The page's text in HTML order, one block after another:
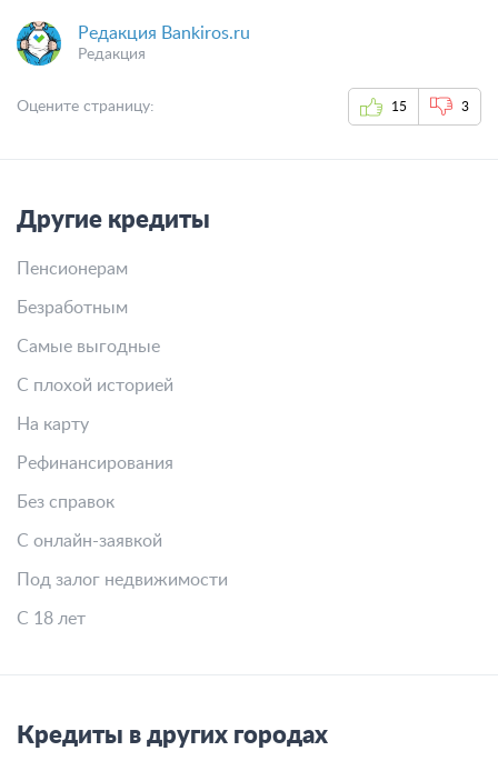
Редакция Bankiros.ru
Редакция
Оцените страницу: 15 3
Другие кредиты
Пенсионерам
Безработным
Самые выгодные
С плохой историей
На карту
Рефинансирования
Без справок
С онлайн-заявкой
Под залог недвижимости
С 18 лет
Кредиты в других городах